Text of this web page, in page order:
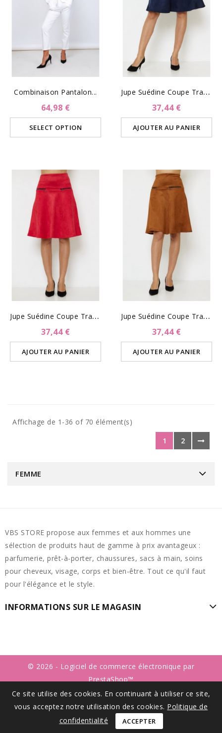
Combinaison Pantalon...
64,98 €
SELECT OPTION
J
Upe Suédine Coupe Trapèze-...
37,44 €
AJOUTER AU PANIER
J
Upe Suédine Coupe Trapèze-...
37,44 €
AJOUTER AU PANIER
J
Upe Suédine Coupe Trapèze-...
37,44 €
AJOUTER AU PANIER
Affichage de 1-36 of 70 élément(s)
1
2
FEMME
VBS STORE propose aux femmes et aux hommes une
sélection de produits haut de gamme à prix avantageux :
parfumerie, prêt-à-porter, chaussures, sacs à main, soins
pour cheveux, visage, corps et bien-être. Tout ce qu'il faut
pour l'élégance et le style.
INFORMATIONS SUR LE MAGASIN
Ce site utilise des cookies. En continuant à utiliser ce site,
vous acceptez notre utilisation des cookies. Politique de
confidentialité
ACCEPTER
© 2026 - Logiciel de commerce électronique par
PrestaShop™
Vie privée-Termes